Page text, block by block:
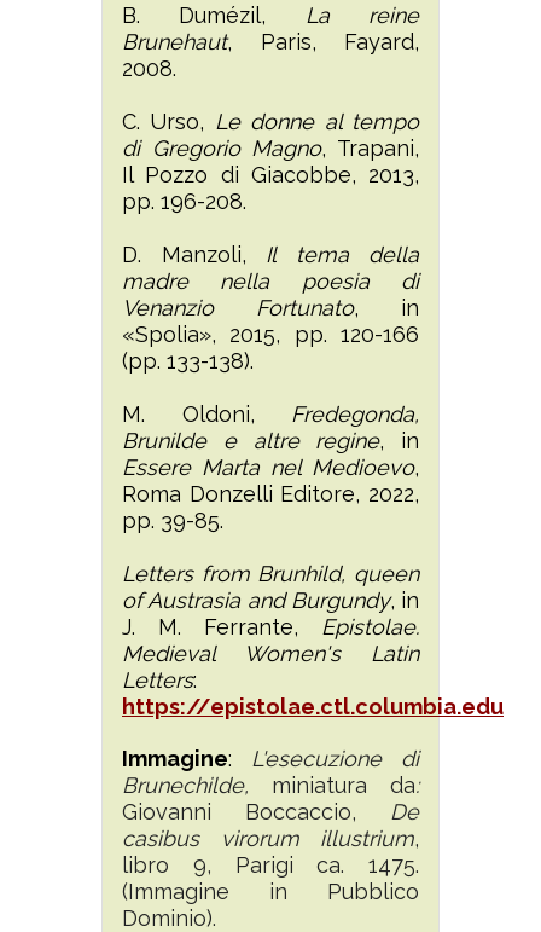
B. Dumézil,
La reine
Brunehaut, Paris, Fayard,
2008.
C. Urso, Le donne al tempo
di Gregorio Magno, Trapani,
Il Pozzo di Giacobbe, 2013,
pp. 196-208.
D. Manzoli, Il tema della
madre nella poesia di
Venanzio Fortunato, in
«Spolia», 2015, pp. 120-166
(pp. 133-138).
M. Oldoni, Fredegonda,
Brunilde e altre regine, in
Essere Marta nel Medioevo,
Roma Donzelli Editore, 2022,
pp. 39-85.
Letters from Brunhild, queen
of Austrasia and Burgundy, in
J. M. Ferrante, Epistolae.
Medieval Women's Latin
Letters:
https://epistolae.ctl.columbia.edu
Immagine: L'esecuzione di
Brunechilde, miniatura da:
Giovanni Boccaccio, De
casibus virorum illustrium,
libro 9, Parigi ca. 1475.
(Immagine in Pubblico
Dominio).